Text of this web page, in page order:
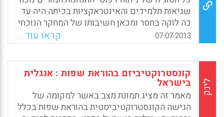
WhatsApp
Facebook
Email
X
שגיאות תלמידים והאינטראקציות בכיתה היה עד
כה לוקה בחסר ומכאן חשיבותו של המחקר הנוכחי
. המחקר מבוסס על 3 חקרי מקרה בבתי ספר
ובכיתות בהם תועדו וצולמו (וידאו) המורים באופן
שיטתי ורציף בכיתות הלימוד ( בתי ספר בגרמניה)
. במהלך התיעוד המקיף והשיטתי נצפו דפוסי
ההתנהגות של המורים , האינטראקציה עם
התלמידים והשפעתם על רגשות התלמידים
בהיבט הפדגוגי והפסיכולוגי ( Tulis, Maria).
07-07-2013 קראו עוד...
לינק
קונסטרוקטיביזם בהוראת שפות : אנגלית
בישראל
מאמר זה מציג תמונת מצב באשר למקומה של
הגישה הקונסטרוקטיביסטית בהוראת שפות בכלל